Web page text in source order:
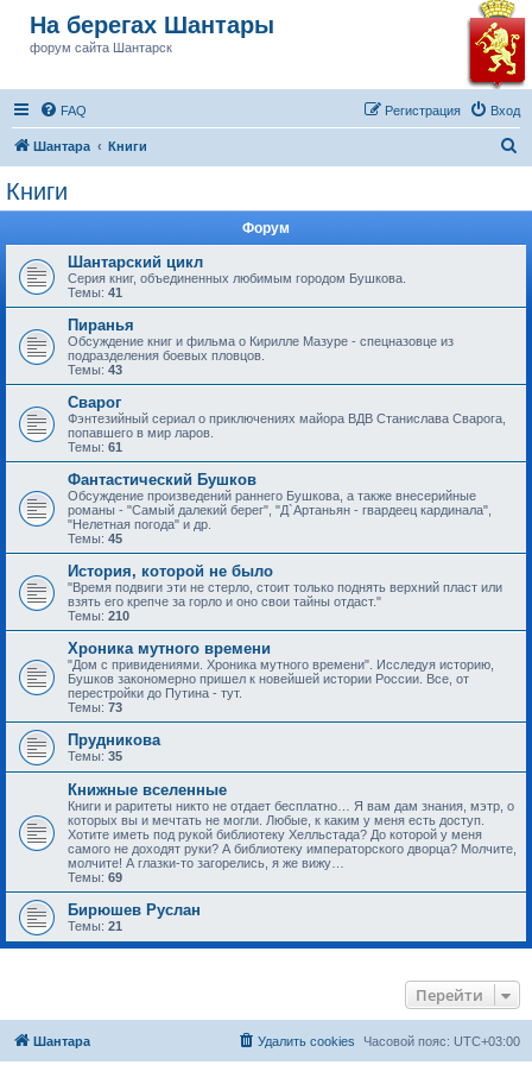
На берегах Шантары
форум сайта Шантарск
FAQ Вход
Регистрация
Шантара Книги
Книги
Форум
Шантарский цикл
Серия книг, объединенных любимым городом Бушкова.
Темы: 41
Пиранья
Обсуждение книг и фильма о Кирилле Мазуре - спецназовце из
подразделения боевых пловцов.
Темы: 43
Сварог
Фэнтезийный сериал о приключениях майора ВДВ Станислава Сварога,
попавшего в мир ларов.
Темы: 61
Фантастический Бушков
Обсуждение произведений раннего Бушкова, а также внесерийные
романы - "Самый далекий берег", "Д`Артаньян - гвардеец кардинала",
"Нелетная погода" и др.
Темы: 45
История, которой не было
"Время подвиги эти не стерло, стоит только поднять верхний пласт или
взять его крепче за горло и оно свои тайны отдаст."
Темы: 210
Хроника мутного времени
"Дом с привидениями. Хроника мутного времени". Исследуя историю,
Бушков закономерно пришел к новейшей истории России. Все, от
перестройки до Путина - тут.
Темы: 73
Прудникова
Темы: 35
Книжные вселенные
Книги и раритеты никто не отдает бесплатно… Я вам дам знания, мэтр, о
которых вы и мечтать не могли. Любые, к каким у меня есть доступ.
Хотите иметь под рукой библиотеку Хелльстада? До которой у меня
самого не доходят руки? А библиотеку императорского дворца? Молчите,
молчите! А глазки-то загорелись, я же вижу…
Темы: 69
Бирюшев Руслан
Темы: 21
Перейти
Шантара Часовой пояс: UTC+03:00
Удалить cookies